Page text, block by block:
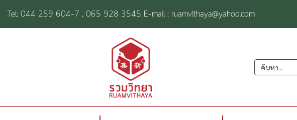
Tel: 044 259 604-7 ,065 928 3545 E-mail : ruamvithaya@yahoo.com